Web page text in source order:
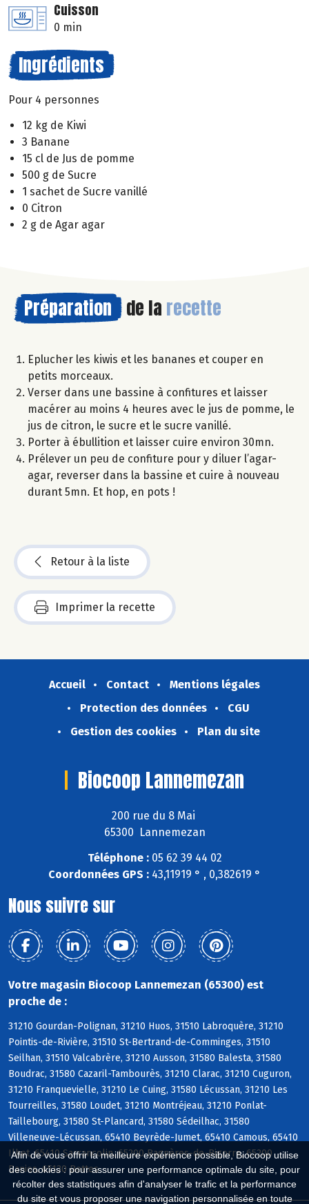
Afin de vous offrir la meilleure expérience possible, Biocoop utilise
des cookies : pour assurer une performance optimale du site, pour
récolter des statistiques afin d'analyser le trafic et la performance
du site et vous proposer une navigation personnalisée en toute
Cuisson
0 min
Ingrédients
Pour 4 personnes
12 kg de Kiwi
3 Banane
15 cl de Jus de pomme
500 g de Sucre
1 sachet de Sucre vanillé
0 Citron
2 g de Agar agar
Préparation de la recette
Eplucher les kiwis et les bananes et couper en
petits morceaux.
Verser dans une bassine à confitures et laisser
macérer au moins 4 heures avec le jus de pomme, le
jus de citron, le sucre et le sucre vanillé.
Porter à ébullition et laisser cuire environ 30mn.
Prélever un peu de confiture pour y diluer l’agar-
agar, reverser dans la bassine et cuire à nouveau
durant 5mn. Et hop, en pots !
Retour à la liste
Imprimer la recette
Accueil Contact
Mentions légales
Protection des données
CGU
Gestion des cookies
Plan du site
Biocoop Lannemezan
200 rue du 8 Mai
65300 Lannemezan
Téléphone :05 62 39 44 02
Coordonnées GPS : 43,11919 ° , 0,382619 °
Nous suivre sur
Votre magasin Biocoop Lannemezan (65300) est
proche de :
31210 Gourdan-Polignan, 31210 Huos, 31510 Labroquère, 31210
Pointis-de-Rivière, 31510 St-Bertrand-de-Comminges, 31510
Seilhan, 31510 Valcabrère, 31210 Ausson, 31580 Balesta, 31580
Boudrac, 31580 Cazaril-Tambourès, 31210 Clarac, 31210 Cuguron,
31210 Franquevielle, 31210 Le Cuing, 31580 Lécussan, 31210 Les
Tourreilles, 31580 Loudet, 31210 Montréjeau, 31210 Ponlat-
Taillebourg, 31580 St-Plancard, 31580 Sédeilhac, 31580
Villeneuve-Lécussan, 65410 Beyrède-Jumet, 65410 Camous, 65410
Ilhet, 65410 Sarrancolin, 65200 Bagnères-de-Bigorre, 65200
Banios, 65130 Bettes